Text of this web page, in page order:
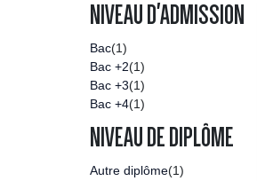
NIVEAU D'ADMISSION
Bac(1)
Bac +2(1)
Bac +3(1)
Bac +4(1)
NIVEAU DE DIPLÔME
Autre diplôme(1)